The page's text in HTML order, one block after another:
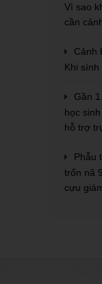
Vì sao
cần
Cảnh
Khi sính
Gần
học
hỗ trợ
Phẫu
trốn nã
cựu